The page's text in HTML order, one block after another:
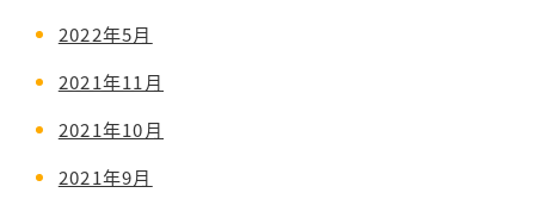
2022年5月
2021年11月
2021年10月
2021年9月